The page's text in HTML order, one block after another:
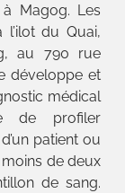
Magog. Les
du Quai,
au 790 rue
développe et
médical
de profiler
patient ou
moins de deux
de sang.